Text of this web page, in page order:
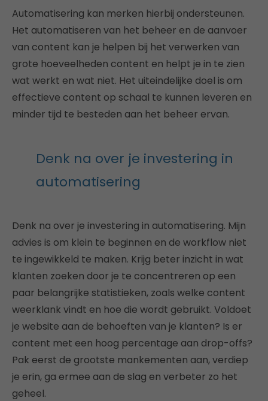
Automatisering kan merken hierbij ondersteunen.
Het automatiseren van het beheer en de aanvoer
van content kan je helpen bij het verwerken van
grote hoeveelheden content en helpt je in te zien
wat werkt en wat niet. Het uiteindelijke doel is om
effectieve content op schaal te kunnen leveren en
minder tijd te besteden aan het beheer ervan.
Denk na over je investering in
automatisering
Denk na over je investering in automatisering. Mijn
advies is om klein te beginnen en de workflow niet
te ingewikkeld te maken. Krijg beter inzicht in wat
klanten zoeken door je te concentreren op een
paar belangrijke statistieken, zoals welke content
weerklank vindt en hoe die wordt gebruikt. Voldoet
je website aan de behoeften van je klanten? Is er
content met een hoog percentage aan drop-offs?
Pak eerst de grootste mankementen aan, verdiep
je erin, ga ermee aan de slag en verbeter zo het
geheel.